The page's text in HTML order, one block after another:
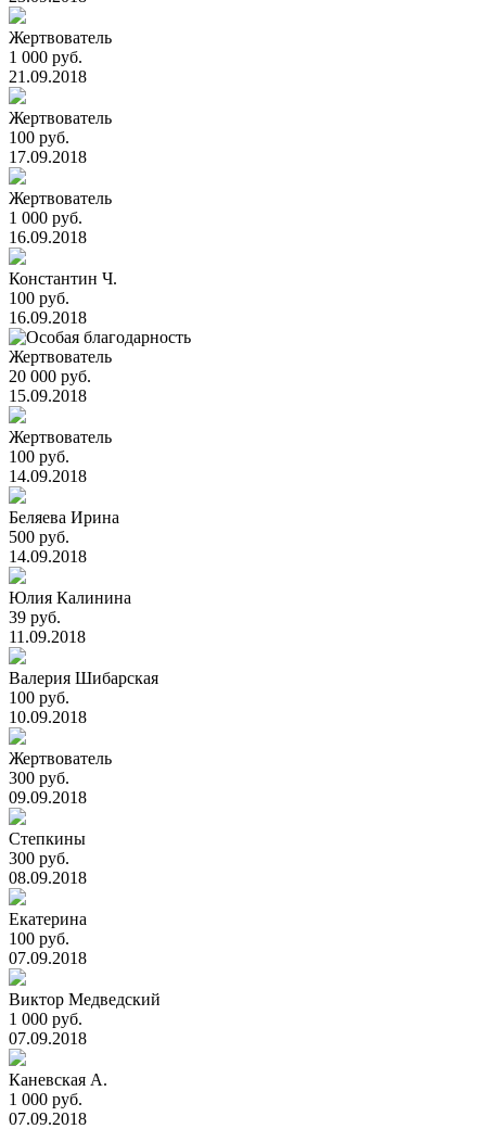
Жертвователь
1 000 руб.
21.09.2018
Жертвователь
100 руб.
17.09.2018
Жертвователь
1 000 руб.
16.09.2018
Константин Ч.
100 руб.
16.09.2018
Жертвователь
20 000 руб.
15.09.2018
Жертвователь
100 руб.
14.09.2018
Беляева Ирина
500 руб.
14.09.2018
Юлия Калинина
39 руб.
11.09.2018
Валерия Шибарская
100 руб.
10.09.2018
Жертвователь
300 руб.
09.09.2018
Степкины
300 руб.
08.09.2018
Екатерина
100 руб.
07.09.2018
Виктор Медведский
1 000 руб.
07.09.2018
Каневская А.
1 000 руб.
07.09.2018